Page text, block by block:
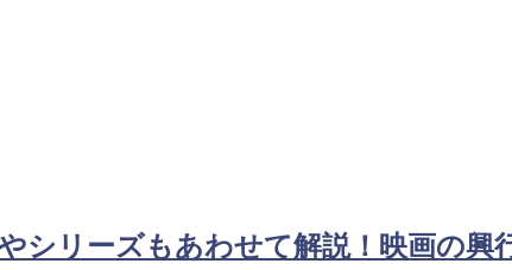
シリーズもあわせて解説！映画の興